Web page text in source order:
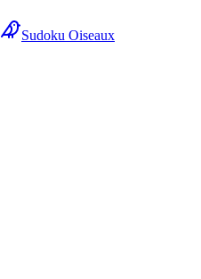
Sudoku Oiseaux